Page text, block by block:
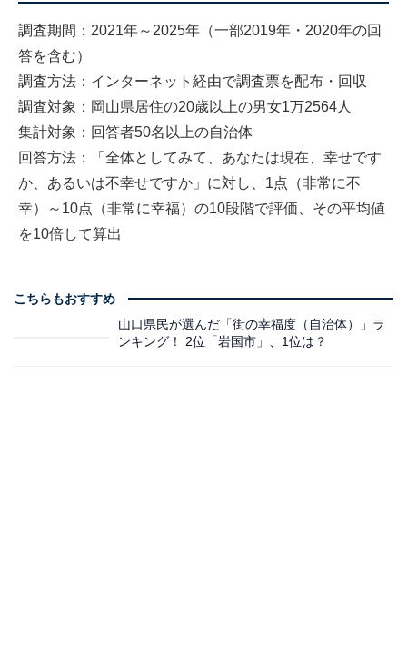
調査期間：2021年～2025年（一部2019年・2020年の回
答を含む）
調査方法：インターネット経由で調査票を配布・回収
調査対象：岡山県居住の20歳以上の男女1万2564人
集計対象：回答者50名以上の自治体
回答方法：「全体としてみて、あなたは現在、幸せです
か、あるいは不幸せですか」に対し、1点（非常に不
幸）～10点（非常に幸福）の10段階で評価、その平均値
を10倍して算出
こちらもおすすめ
山口県民が選んだ「街の幸福度（自治体）」ラ
ンキング！ 2位「岩国市」、1位は？